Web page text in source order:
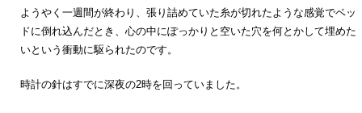
ようやく一週間が終わり、張り詰めていた糸が切れたような感覚でベッ
ドに倒れ込んだとき、心の中にぽっかりと空いた穴を何とかして埋めた
いという衝動に駆られたのです。
時計の針はすでに深夜の2時を回っていました。